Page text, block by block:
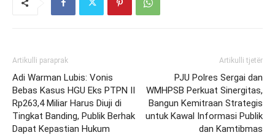
Artikulli paraprak
Adi Warman Lubis: Vonis
Bebas Kasus HGU Eks PTPN II
Rp263,4 Miliar Harus Diuji di
Tingkat Banding, Publik Berhak
Dapat Kepastian Hukum
Artikulli tjetër
PJU Polres Sergai dan
WMHPSB Perkuat Sinergitas,
Bangun Kemitraan Strategis
untuk Kawal Informasi Publik
dan Kamtibmas